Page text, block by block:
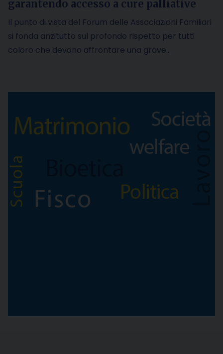
garantendo accesso a cure palliative
Il punto di vista del Forum delle Associazioni Familiari
si fonda anzitutto sul profondo rispetto per tutti
coloro che devono affrontare una grave…